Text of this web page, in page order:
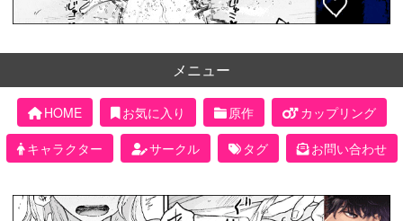
メニュー
HOME お気に入り 原作
カップリング
キャラクター
サークル タグ お問い合わせ